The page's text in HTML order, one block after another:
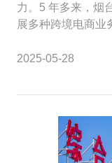
力。5 年多来，烟
展多种跨境电商业
2025-05-28